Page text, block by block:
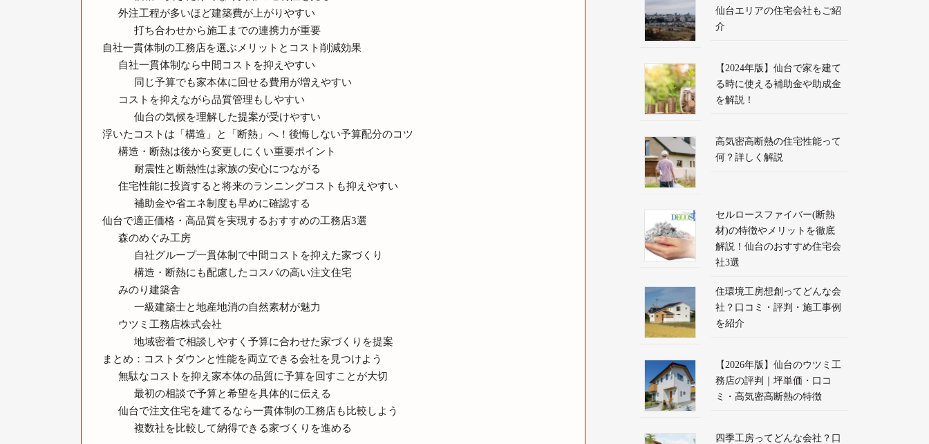
外注工程が多いほど建築費が上がりやすい
打ち合わせから施工までの連携力が重要
自社一貫体制の工務店を選ぶメリットとコスト削減効果
自社一貫体制なら中間コストを抑えやすい
同じ予算でも家本体に回せる費用が増えやすい
コストを抑えながら品質管理もしやすい
仙台の気候を理解した提案が受けやすい
浮いたコストは「構造」と「断熱」へ！後悔しない予算配分のコツ
構造・断熱は後から変更しにくい重要ポイント
耐震性と断熱性は家族の安心につながる
住宅性能に投資すると将来のランニングコストも抑えやすい
補助金や省エネ制度も早めに確認する
仙台で適正価格・高品質を実現するおすすめの工務店3選
森のめぐみ工房
自社グループ一貫体制で中間コストを抑えた家づくり
構造・断熱にも配慮したコスパの高い注文住宅
みのり建築舎
一級建築士と地産地消の自然素材が魅力
ウツミ工務店株式会社
地域密着で相談しやすく予算に合わせた家づくりを提案
まとめ：コストダウンと性能を両立できる会社を見つけよう
無駄なコストを抑え家本体の品質に予算を回すことが大切
最初の相談で予算と希望を具体的に伝える
仙台で注文住宅を建てるなら一貫体制の工務店も比較しよう
複数社を比較して納得できる家づくりを進める
仙台エリアの住宅会社もご紹
介
【2024年版】仙台で家を建て
る時に使える補助金や助成金
を解説！
高気密高断熱の住宅性能って
何？詳しく解説
セルロースファイバー(断熱
材)の特徴やメリットを徹底
解説！仙台のおすすめ住宅会
社3選
住環境工房想創ってどんな会
社？口コミ・評判・施工事例
を紹介
【2026年版】仙台のウツミ工
務店の評判｜坪単価・口コ
ミ・高気密高断熱の特徴
四季工房ってどんな会社？口